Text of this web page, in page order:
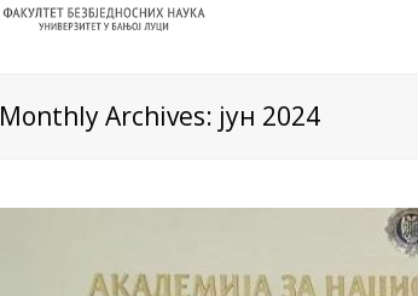
Monthly Archives: јун 2024